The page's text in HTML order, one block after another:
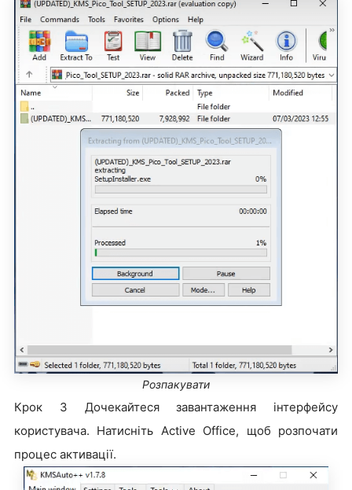
Розпакувати
Крок 3 Дочекайтеся завантаження інтерфейсу
користувача. Натисніть Active Office, щоб розпочати
процес активації.